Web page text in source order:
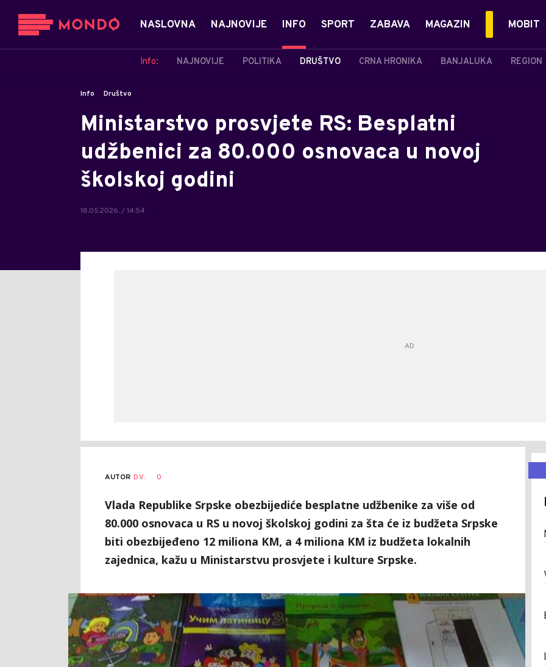
NASLOVNA NAJNOVIJE INFO
Info: NAJNOVIJE POLITIKA DRUŠTVO CRNA HRONIKA BANJALUKA REGION
SPORT ZABAVA MAGAZIN MOBIT
Info Društvo
Ministarstvo prosvjete RS: Besplatni
udžbenici za 80.000 osnovaca u novoj
školskoj godini
18.05.2026. / 14:54
AUTOR D.V. 0
Vlada Republike Srpske obezbijediće besplatne udžbenike za više od
80.000 osnovaca u RS u novoj školskoj godini za šta će iz budžeta Srpske
biti obezbijeđeno 12 miliona KM, a 4 miliona KM iz budžeta lokalnih
zajednica, kažu u Ministarstvu prosvjete i kulture Srpske.